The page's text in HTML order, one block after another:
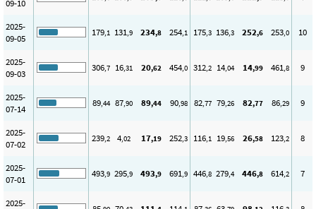
09-10
2025-
09-05
179,1 131,9 234,8 254,1 175,3 136,3 252,6 253,0 10
2025-
09-03
306,7 16,31 20,62 454,0 312,2 14,04 14,99 461,8 9
2025-
07-14
89,44 87,90 89,44 90,98 82,77 79,26 82,77 86,29 9
2025-
07-02
239,2 4,02 17,19 252,3 116,1 19,56 26,58 123,2 8
2025-
07-01
493,9 295,9 493,9 691,9 446,8 279,4 446,8 614,2 7
2025-